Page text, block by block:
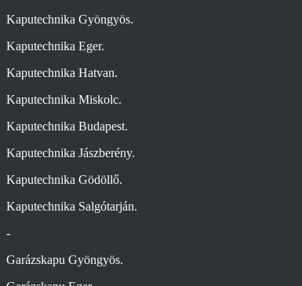
Kaputechnika Gyöngyös.
Kaputechnika Eger.
Kaputechnika Hatvan.
Kaputechnika Miskolc.
Kaputechnika Budapest.
Kaputechnika Jászberény.
Kaputechnika Gödöllő.
Kaputechnika Salgótarján.
-
Garázskapu Gyöngyös.